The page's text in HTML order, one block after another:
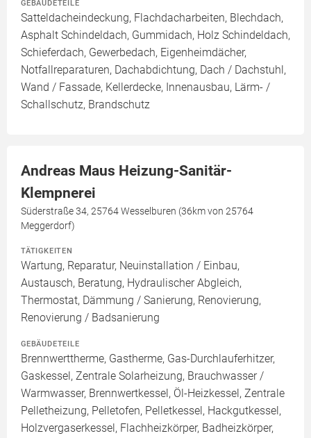
GEBÄUDETEILE
Satteldacheindeckung, Flachdacharbeiten, Blechdach,
Asphalt Schindeldach, Gummidach, Holz Schindeldach,
Schieferdach, Gewerbedach, Eigenheimdächer,
Notfallreparaturen, Dachabdichtung, Dach / Dachstuhl,
Wand / Fassade, Kellerdecke, Innenausbau, Lärm- /
Schallschutz, Brandschutz
Andreas Maus Heizung-Sanitär-
Klempnerei
Süderstraße 34, 25764 Wesselburen (36km von 25764
Meggerdorf)
TÄTIGKEITEN
Wartung, Reparatur, Neuinstallation / Einbau,
Austausch, Beratung, Hydraulischer Abgleich,
Thermostat, Dämmung / Sanierung, Renovierung,
Renovierung / Badsanierung
GEBÄUDETEILE
Brennwerttherme, Gastherme, Gas-Durchlauferhitzer,
Gaskessel, Zentrale Solarheizung, Brauchwasser /
Warmwasser, Brennwertkessel, Öl-Heizkessel, Zentrale
Pelletheizung, Pelletofen, Pelletkessel, Hackgutkessel,
Holzvergaserkessel, Flachheizkörper, Badheizkörper,